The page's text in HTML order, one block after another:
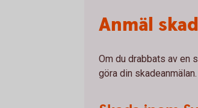
Anmäl
Om du drabbats av en
göra din skadeanmälan.